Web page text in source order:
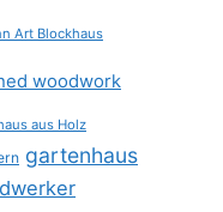
Art Blockhaus
woodwork
aus Holz
gartenhaus